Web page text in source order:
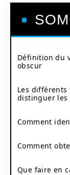
Définition du
obscur
Les différents
distinguer les
Comment
Comment
Que faire en